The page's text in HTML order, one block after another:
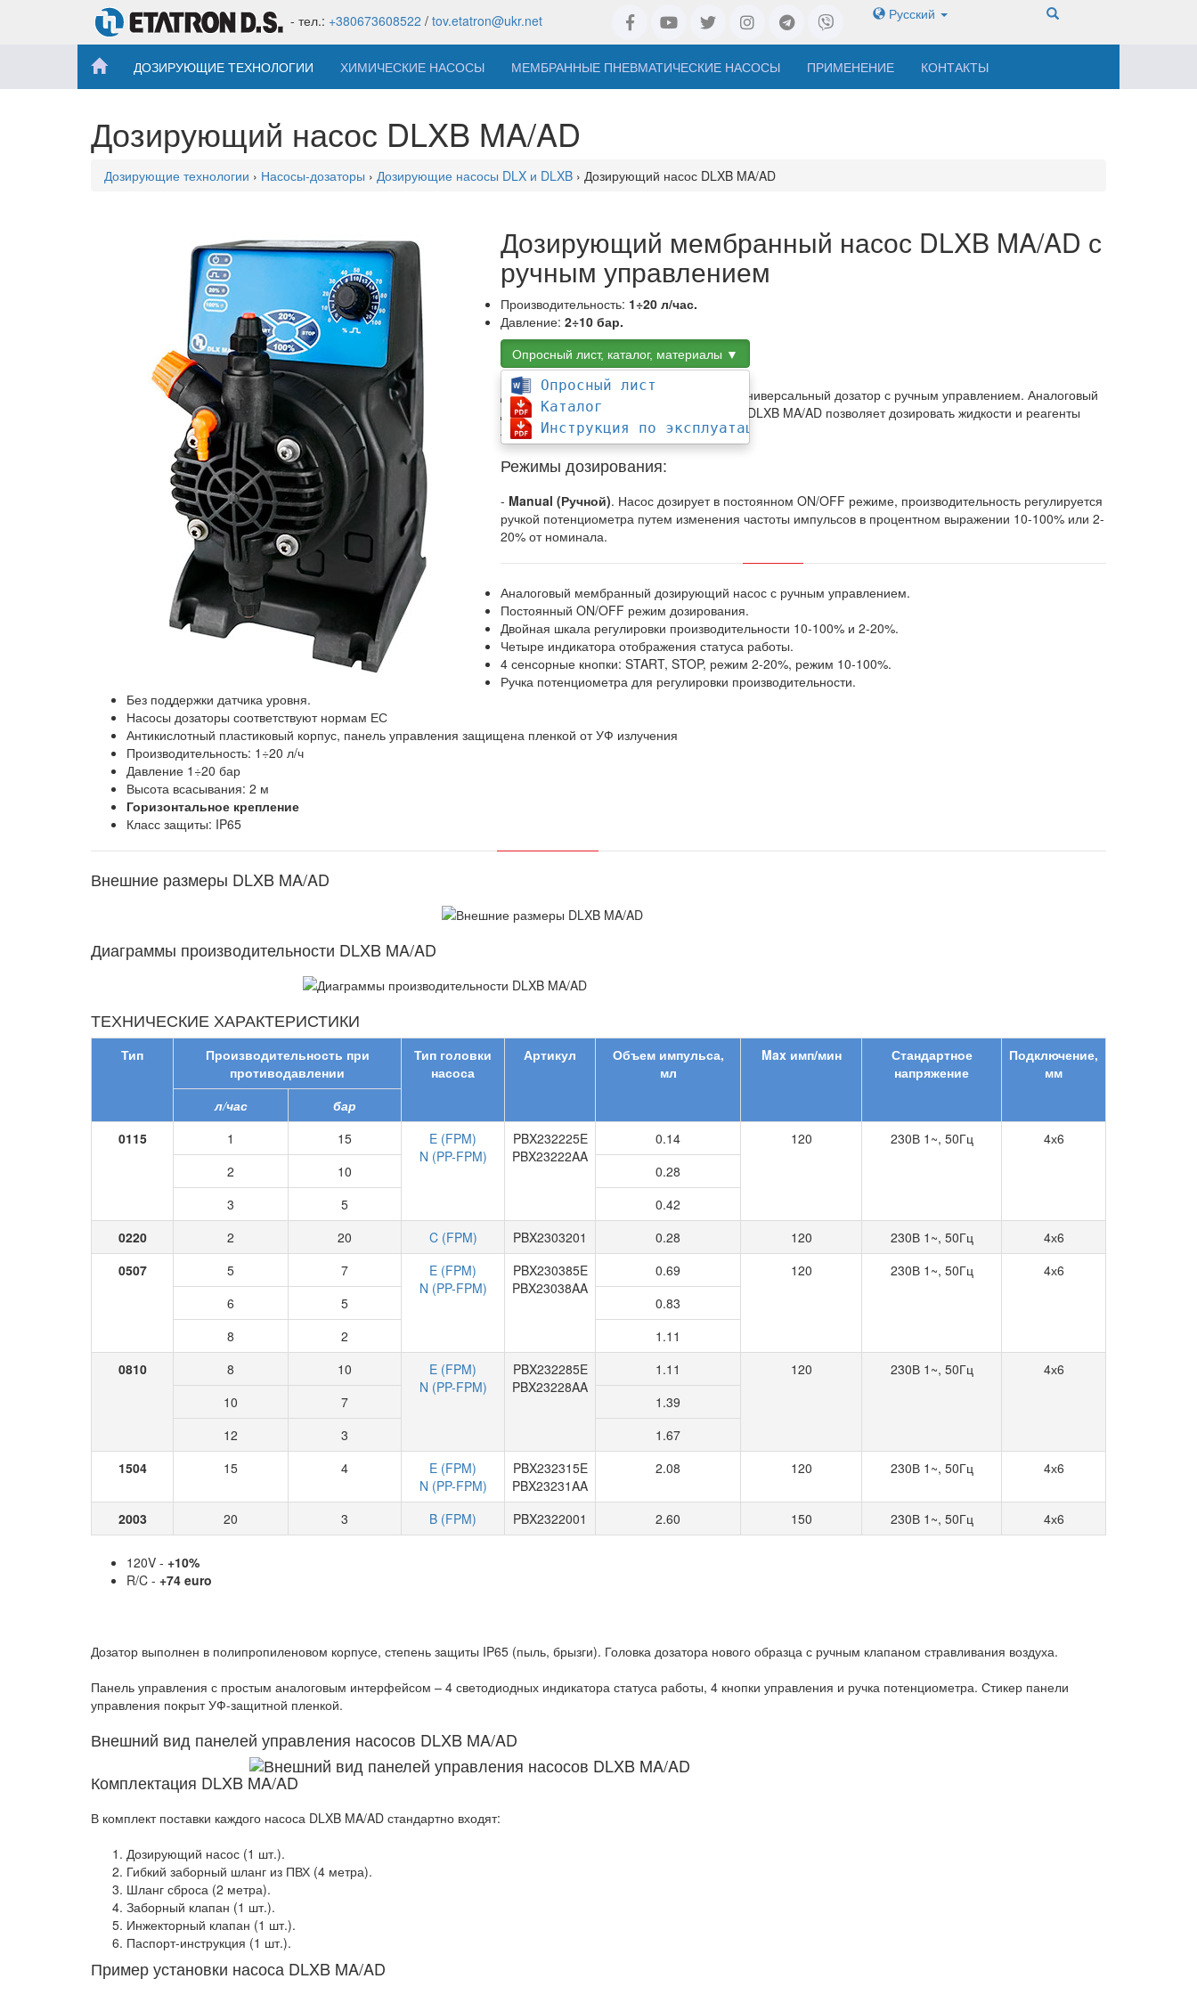
- тел.: +380673608522 / tov.etatron@ukr.net Русский
ДОЗИРУЮЩИЕ ТЕХНОЛОГИИ ХИМИЧЕСКИЕ НАСОСЫ МЕМБРАННЫЕ ПНЕВМАТИЧЕСКИЕ НАСОСЫ ПРИМЕНЕНИЕ КОНТАКТЫ
Дозирующий насос DLXB MA/AD
Дозирующие технологии › Насосы-дозаторы › Дозирующие насосы DLX и DLXB › Дозирующий насос DLXB MA/AD
Дозирующий мембранный насос DLXB MA/AD с
ручным управлением
Производительность: 1÷20 л/час.
Давление: 2÷10 бар.
Опросный лист, каталог, материалы ▼
Опросный лист
Каталог
Инструкция по эксплуатации
Дозирующий насос DLXB MA/AD
- это универсальный дозатор с ручным управлением. Аналоговый
дозирующий мембранный насос-дозатор DLXB MA/AD позволяет дозировать жидкости и реагенты
любого химического состава.
Режимы дозирования:
- Manual (Ручной). Насос дозирует в постоянном ON/OFF режиме, производительность регулируется
ручкой потенциометра путем изменения частоты импульсов в процентном выражении 10-100% или 2-
20% от номинала.
Аналоговый мембранный дозирующий насос с ручным управлением.
Постоянный ON/OFF режим дозирования.
Двойная шкала регулировки производительности 10-100% и 2-20%.
Четыре индикатора отображения статуса работы.
4 сенсорные кнопки: START, STOP, режим 2-20%, режим 10-100%.
Ручка потенциометра для регулировки производительности.
Без поддержки датчика уровня.
Насосы дозаторы соответствуют нормам ЕС
Антикислотный пластиковый корпус, панель управления защищена пленкой от УФ излучения
Производительность: 1÷20 л/ч
Давление 1÷20 бар
Высота всасывания: 2 м
Горизонтальное крепление
Класс защиты: IP65
Внешние размеры DLXB MA/AD
Диаграммы производительности DLXB MA/AD
ТЕХНИЧЕСКИЕ ХАРАКТЕРИСТИКИ
Тип
Производительность при
противодавлении
Тип головки
насоса
Артикул
Объем импульса,
мл
Max имп/мин
Стандартное
напряжение
Подключение,
мм
л/час
бар
0115
1 15
E (FPM)
N (PP-FPM)
PBX232225E
PBX23222AA
0.14 120 230В 1~, 50Гц
4х6
2
10
0.28
3
5
0.42
0220
2 20 C (FPM) PBX2303201 0.28 120 230В 1~, 50Гц
4х6
0507
5 7
E (FPM)
N (PP-FPM)
PBX230385E
PBX23038AA
0.69 120 230В 1~, 50Гц
4х6
6
5
0.83
8
2
1.11
0810
8 10
E (FPM)
N (PP-FPM)
PBX232285E
PBX23228AA
1.11 120 230В 1~, 50Гц
4х6
10
7
1.39
12
3
1.67
1504
15 4
E (FPM)
N (PP-FPM)
PBX232315E
PBX23231AA
2.08 120 230В 1~, 50Гц 4х6
2003 20 3 B (FPM) PBX2322001 2.60 150 230В 1~, 50Гц 4х6
120V - +10%
R/C - +74 euro
Дозатор выполнен в полипропиленовом корпусе, степень защиты IP65 (пыль, брызги). Головка дозатора нового образца с ручным клапаном стравливания воздуха.
Панель управления с простым аналоговым интерфейсом – 4 светодиодных индикатора статуса работы, 4 кнопки управления и ручка потенциометра. Стикер панели
управления покрыт УФ-защитной пленкой.
Внешний вид панелей управления насосов DLXB MA/AD
Комплектация DLXB MA/AD
В комплект поставки каждого насоса DLXB MA/AD стандартно входят:
Дозирующий насос (1 шт.).
Гибкий заборный шланг из ПВХ (4 метра).
Шланг сброса (2 метра).
Заборный клапан (1 шт.).
Инжекторный клапан (1 шт.).
Паспорт-инструкция (1 шт.).
Пример установки насоса DLXB MA/AD